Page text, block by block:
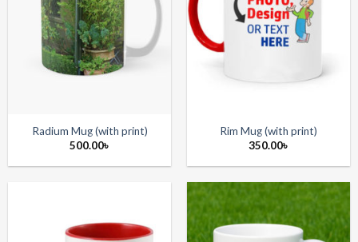
Radium Mug (with print)
500.00৳
Rim Mug (with print)
350.00৳